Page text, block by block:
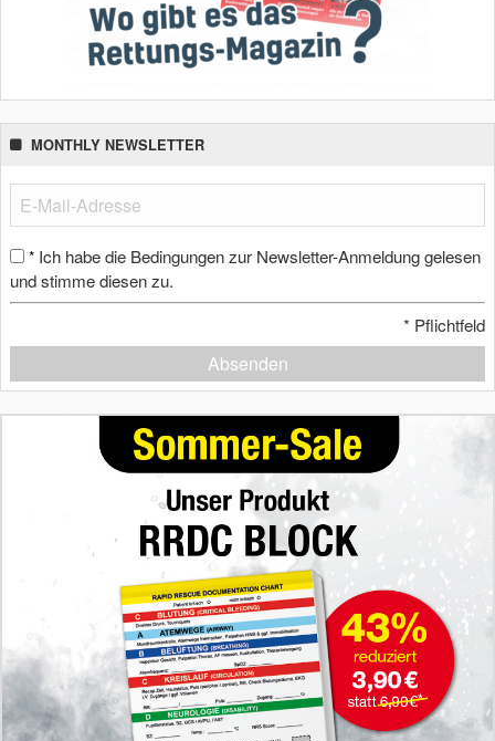
MONTHLY NEWSLETTER
* Ich habe die Bedingungen zur Newsletter-Anmeldung gelesen
und stimme diesen zu.
* Pflichtfeld
Absenden